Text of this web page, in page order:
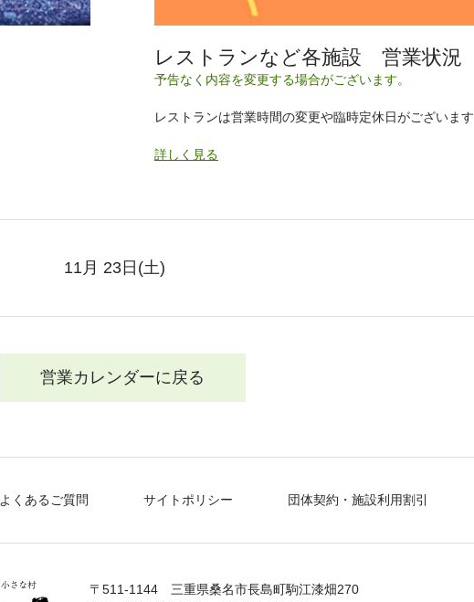
レストランなど各施設 営業状況
予告なく内容を変更する場合がございます。
レストランは営業時間の変更や臨時定休日がございます
詳しく見る
11月 23日 (土)
営業カレンダーに戻る
よくあるご質問 サイトポリシー 団体契約・施設利用割引
〒511-1144
三重県桑名市長島町駒江漆畑270